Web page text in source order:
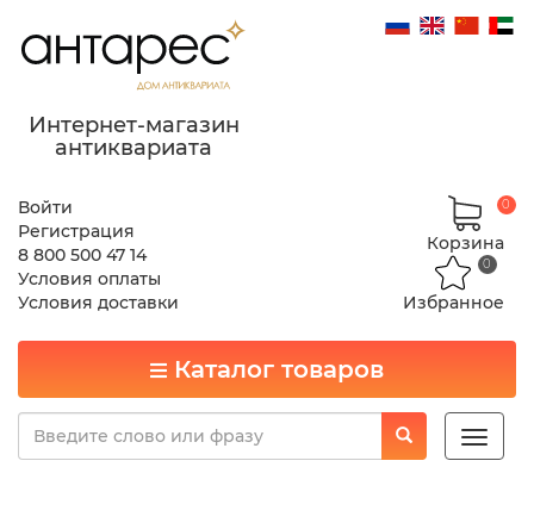
Интернет-магазин
антиквариата
Войти
Регистрация
8 800 500 47 14
Условия оплаты
Условия доставки
Корзина
0
Избранное
0
Каталог товаров
Toggle